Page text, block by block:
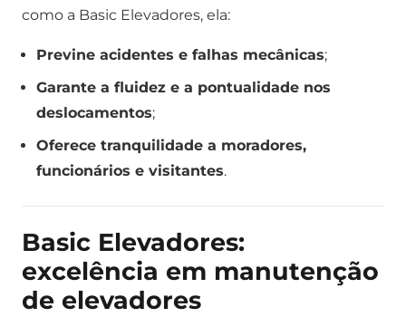
como a Basic Elevadores, ela:
Previne acidentes e falhas mecânicas;
Garante a fluidez e a pontualidade nos
deslocamentos;
Oferece tranquilidade a moradores,
funcionários e visitantes.
Basic Elevadores:
excelência em manutenção
de elevadores